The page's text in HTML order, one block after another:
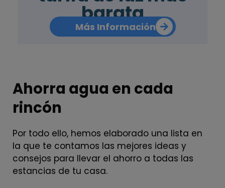
barata
Más Información
Ahorra agua en cada
rincón
Por todo ello, hemos elaborado una lista en
la que te contamos las mejores ideas y
consejos para llevar el ahorro a todas las
estancias de tu casa.